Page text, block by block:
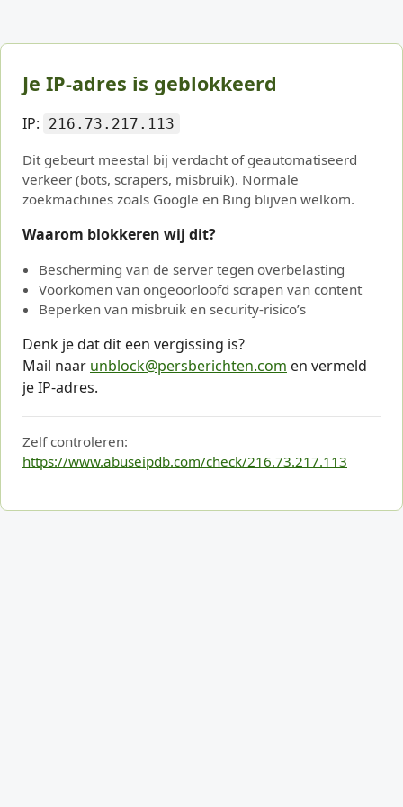
Je IP-adres is geblokkeerd
IP: 216.73.217.113
Dit gebeurt meestal bij verdacht of geautomatiseerd
verkeer (bots, scrapers, misbruik). Normale
zoekmachines zoals Google en Bing blijven welkom.
Waarom blokkeren wij dit?
Bescherming van de server tegen overbelasting
Voorkomen van ongeoorloofd scrapen van content
Beperken van misbruik en security-risico’s
Denk je dat dit een vergissing is?
Mail naar unblock@persberichten.com en vermeld
je IP-adres.
Zelf controleren:
https://www.abuseipdb.com/check/216.73.217.113